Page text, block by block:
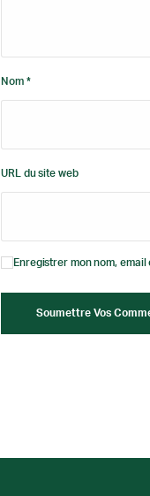
Nom *
URL du site web
Enregistrer mon nom,